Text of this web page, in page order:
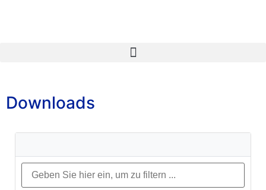
Downloads